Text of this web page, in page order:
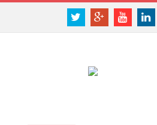
Panneau de gestion des cookies
TwitterGoogle+Youtube
SE CONNECTER